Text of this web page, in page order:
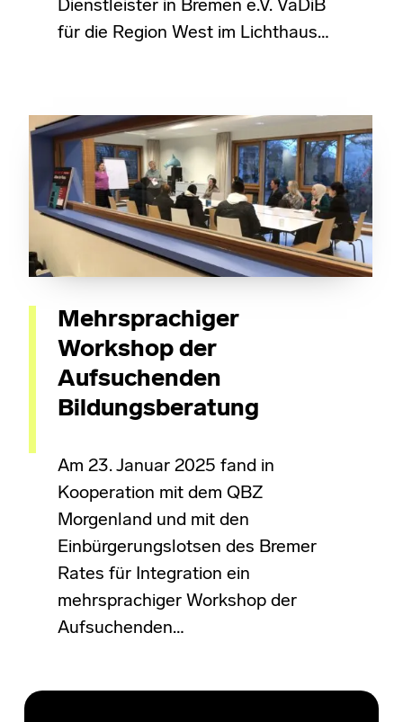
Dienstleister in Bremen e.V. VaDiB
für die Region West im Lichthaus…
Mehrsprachiger
Workshop der
Aufsuchenden
Bildungsberatung
Am 23. Januar 2025 fand in
Kooperation mit dem QBZ
Morgenland und mit den
Einbürgerungslotsen des Bremer
Rates für Integration ein
mehrsprachiger Workshop der
Aufsuchenden…
Skip back to main navigation